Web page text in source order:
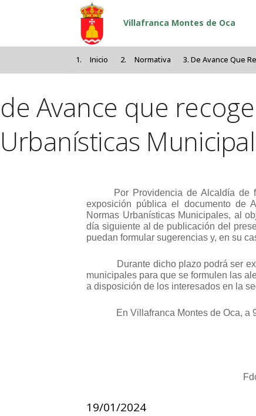
Pasar al contenido principal
Villafranca Montes de Oca
Inicio Normativa De Avance Que
de Avance que
Urbanísticas
Por Providencia de Alcaldía de
exposición pública el documento de
Normas Urbanísticas Municipales, al
día siguiente al de publicación del
puedan formular sugerencias y, en su
Durante dicho plazo podrá ser
municipales para que se formulen las
a disposición de los interesados en la
En Villafranca Montes de Oca, a
19/01/2024